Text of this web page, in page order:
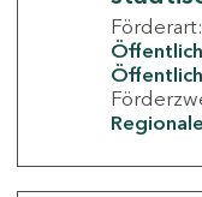
Förderart: